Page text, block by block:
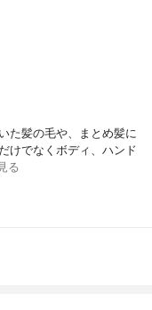
た髪の毛や、まとめ髪に
けでなくボディ、ハンド
る